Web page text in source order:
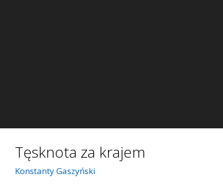
Tęsknota za krajem
Konstanty Gaszyński